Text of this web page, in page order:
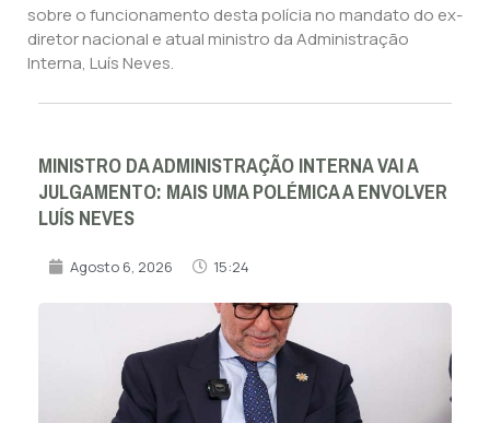
sobre o funcionamento desta polícia no mandato do ex-
diretor nacional e atual ministro da Administração
Interna, Luís Neves.
MINISTRO DA ADMINISTRAÇÃO INTERNA VAI A
JULGAMENTO: MAIS UMA POLÉMICA A ENVOLVER
LUÍS NEVES
Agosto 6, 2026 15:24